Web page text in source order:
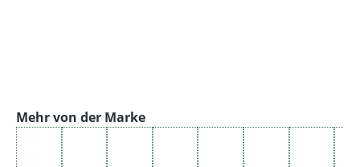
Produktgalerie überspringen
Mehr von der Marke